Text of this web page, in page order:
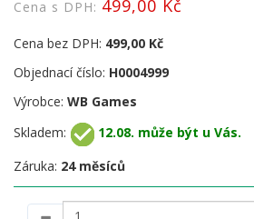
Cena s DPH: 499,00 Kč
Cena bez DPH: 499,00 Kč
Objednací číslo: H0004999
Výrobce: WB Games
Skladem:
12.08. může být u Vás.
Záruka: 24 měsíců